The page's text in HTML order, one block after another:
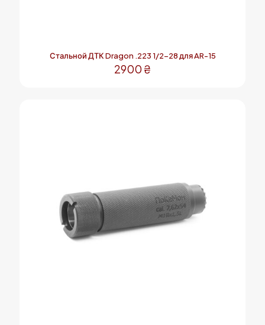
Стальной ДТК Dragon .223 1/2-28 для AR-15
2900 ₴